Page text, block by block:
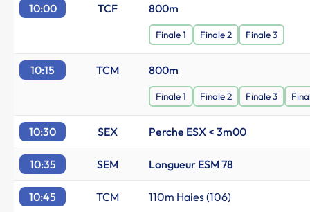
10:00 TCF 800m
Finale 1 Finale 2 Finale 3
10:15 TCM 800m
Finale 1 Finale 2 Finale 3
10:30 SEX Perche ESX < 3m00
10:35 SEM Longueur ESM 78
10:45 TCM 110m Haies (106)